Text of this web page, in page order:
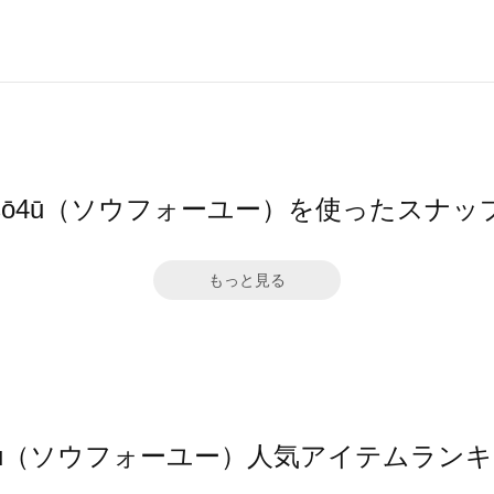
（ソウフォーユー）を使ったスナッ
もっと見る
ソウフォーユー）人気アイテムラン